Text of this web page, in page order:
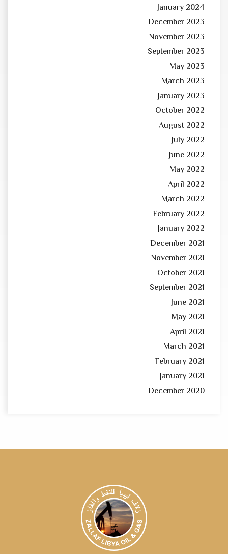
January 2024
December 2023
November 2023
September 2023
May 2023
March 2023
January 2023
October 2022
August 2022
July 2022
June 2022
May 2022
April 2022
March 2022
February 2022
January 2022
December 2021
November 2021
October 2021
September 2021
June 2021
May 2021
April 2021
March 2021
February 2021
January 2021
December 2020